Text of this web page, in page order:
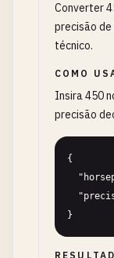
Converter
precisão
técnico.
COMO
Insira 450
precisão
{
}